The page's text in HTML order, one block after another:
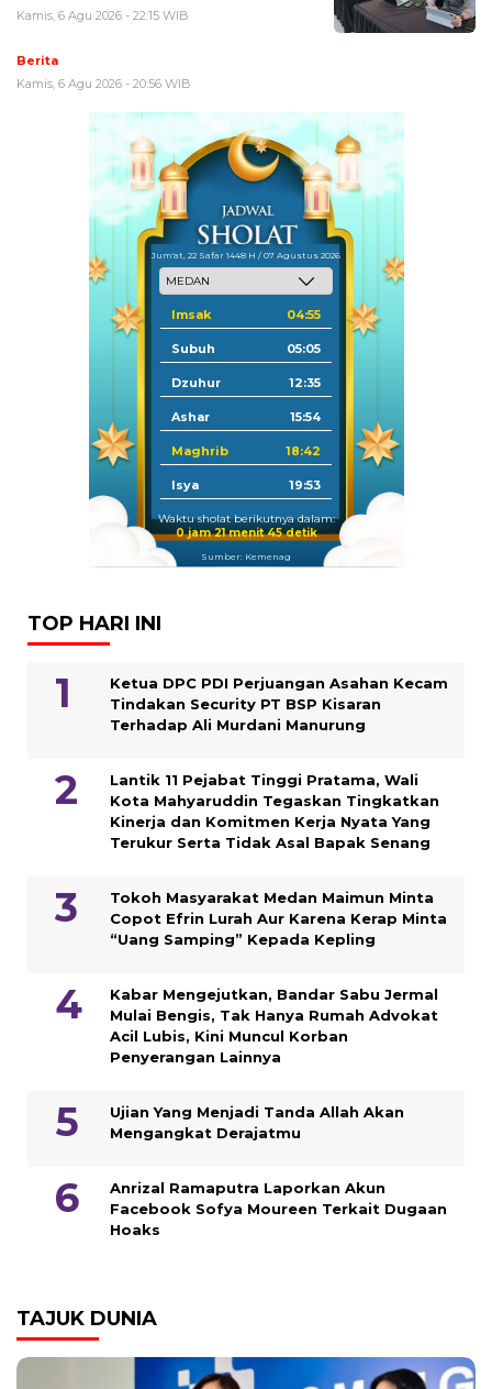
Kamis, 6 Agu 2026 - 22:15 WIB
Berita
Kamis, 6 Agu 2026 - 20:56 WIB
Jum'at, 22 Safar 1448 H / 07 Agustus 2026
Imsak 04:55
Subuh 05:05
Dzuhur 12:35
Ashar 15:54
Maghrib 18:42
Isya 19:53
Waktu sholat berikutnya dalam:
0 jam 21 menit 45 detik
Sumber: Kemenag
TOP HARI INI
Ketua DPC PDI Perjuangan Asahan Kecam
Tindakan Security PT BSP Kisaran
Terhadap Ali Murdani Manurung
Lantik 11 Pejabat Tinggi Pratama, Wali
Kota Mahyaruddin Tegaskan Tingkatkan
Kinerja dan Komitmen Kerja Nyata Yang
Terukur Serta Tidak Asal Bapak Senang
Tokoh Masyarakat Medan Maimun Minta
Copot Efrin Lurah Aur Karena Kerap Minta
“Uang Samping” Kepada Kepling
Kabar Mengejutkan, Bandar Sabu Jermal
Mulai Bengis, Tak Hanya Rumah Advokat
Acil Lubis, Kini Muncul Korban
Penyerangan Lainnya
Ujian Yang Menjadi Tanda Allah Akan
Mengangkat Derajatmu
Anrizal Ramaputra Laporkan Akun
Facebook Sofya Moureen Terkait Dugaan
Hoaks
TAJUK DUNIA